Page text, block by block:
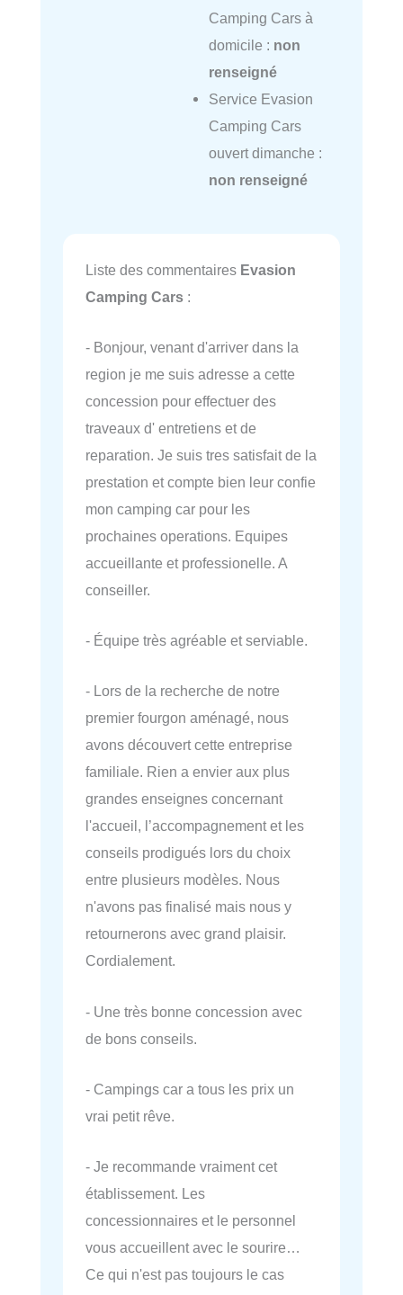
Camping Cars à
domicile : non
renseigné
Service Evasion
Camping Cars
ouvert dimanche :
non renseigné
Liste des commentaires Evasion
Camping Cars :
- Bonjour, venant d'arriver dans la
region je me suis adresse a cette
concession pour effectuer des
traveaux d' entretiens et de
reparation. Je suis tres satisfait de la
prestation et compte bien leur confie
mon camping car pour les
prochaines operations. Equipes
accueillante et professionelle. A
conseiller.
- Équipe très agréable et serviable.
- Lors de la recherche de notre
premier fourgon aménagé, nous
avons découvert cette entreprise
familiale. Rien a envier aux plus
grandes enseignes concernant
l'accueil, l’accompagnement et les
conseils prodigués lors du choix
entre plusieurs modèles. Nous
n'avons pas finalisé mais nous y
retournerons avec grand plaisir.
Cordialement.
- Une très bonne concession avec
de bons conseils.
- Campings car a tous les prix un
vrai petit rêve.
- Je recommande vraiment cet
établissement. Les
concessionnaires et le personnel
vous accueillent avec le sourire…
Ce qui n'est pas toujours le cas